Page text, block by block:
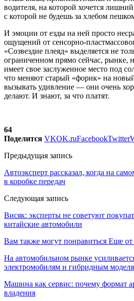
водителя, на которой хочется лишний
с которой не будешь за хлебом
И эмоции от езды на ней просто
ощущений от сенсорно-
«Созвездие плеяд» выделяется не
ограниченном прямо сейчас, рынке,
имеет свое заслуженное место под
что меняют старый «форик» на
вызывать удивление — они очень
делают. И знают, за что платят.
64
Поделится VKOK.ruFacebookTwitter
Предыдущая запись
Автоэксперт рассказал, когда на
в коробке передач
Следующая запись
Висяк: эксперты не советуют
китайские автомобили
Вам также могут понравиться Еще от
На автомобильном рынке
электромобилям и гибридным
Машина как сервис: почему формат
владения